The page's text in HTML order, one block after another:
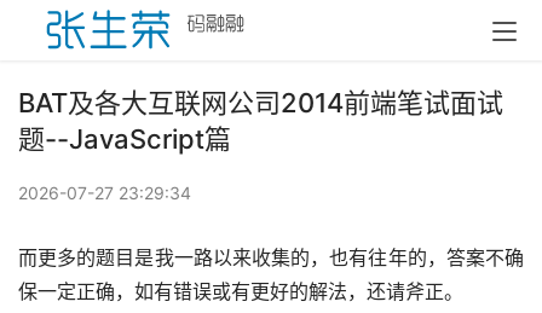
BAT及各大互联网公司2014前端笔试面试
题--JavaScript篇
2026-07-27 23:29:34
而更多的题目是我一路以来收集的，也有往年的，答案不确
保一定正确，如有错误或有更好的解法，还请斧正。